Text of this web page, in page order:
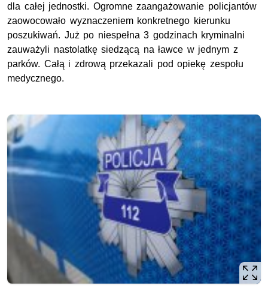
dla całej jednostki. Ogromne zaangażowanie policjantów
zaowocowało wyznaczeniem konkretnego kierunku
poszukiwań. Już po niespełna 3 godzinach kryminalni
zauważyli nastolatkę siedzącą na ławce w jednym z
parków. Całą i zdrową przekazali pod opiekę zespołu
medycznego.